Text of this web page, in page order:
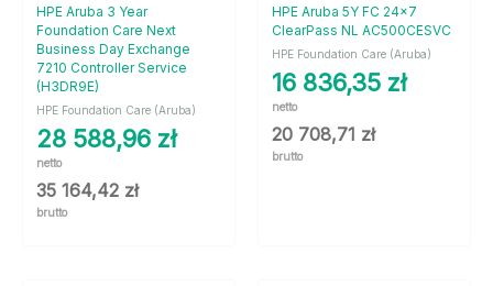
HPE Aruba 3 Year
Foundation Care Next
Business Day Exchange
7210 Controller Service
(H3DR9E)
HPE Foundation Care (Aruba)
28 588,96 zł
netto
35 164,42 zł
brutto
HPE Aruba 5Y FC 24×7
ClearPass NL AC500CESVC
HPE Foundation Care (Aruba)
16 836,35 zł
netto
20 708,71 zł
brutto